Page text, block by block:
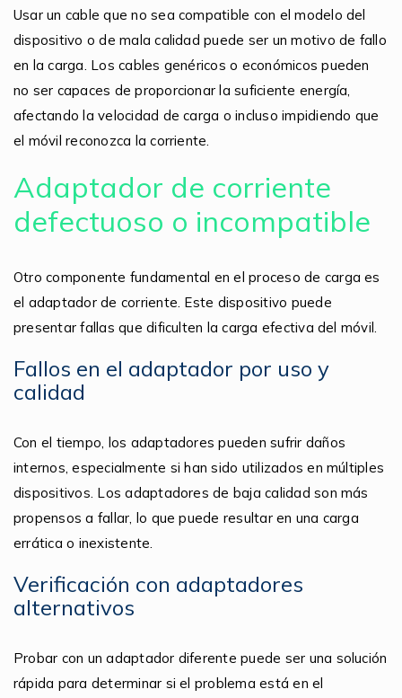
Usar un cable que no sea compatible con el modelo del
dispositivo o de mala calidad puede ser un motivo de fallo
en la carga. Los cables genéricos o económicos pueden
no ser capaces de proporcionar la suficiente energía,
afectando la velocidad de carga o incluso impidiendo que
el móvil reconozca la corriente.
Adaptador de corriente
defectuoso o incompatible
Otro componente fundamental en el proceso de carga es
el adaptador de corriente. Este dispositivo puede
presentar fallas que dificulten la carga efectiva del móvil.
Fallos en el adaptador por uso y
calidad
Con el tiempo, los adaptadores pueden sufrir daños
internos, especialmente si han sido utilizados en múltiples
dispositivos. Los adaptadores de baja calidad son más
propensos a fallar, lo que puede resultar en una carga
errática o inexistente.
Verificación con adaptadores
alternativos
Probar con un adaptador diferente puede ser una solución
rápida para determinar si el problema está en el